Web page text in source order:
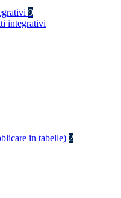
9
integrativi
in tabelle) 2